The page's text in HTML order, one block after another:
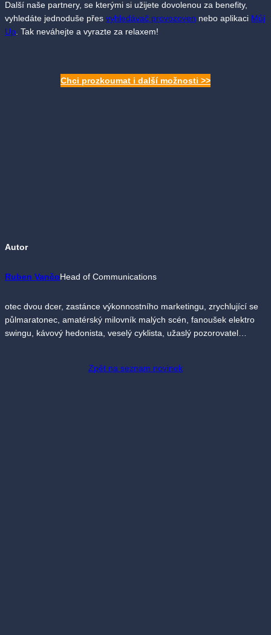
Další naše partnery, se kterými si užijete dovolenou za benefity,
vyhledáte jednoduše přes vyhledávač provozoven nebo aplikaci Můj
Up. Tak neváhejte a vyrazte za relaxem!
Chci prozkoumat i další možnosti >>
Autor
Ruben VančoHead of Communications
otec dvou dcer, zastánce výkonnostního marketingu, zrychlující se
půlmaratonec, amatérský milovník malých scén, fanoušek elektro
swingu, kávový hedonista, veselý cyklista, užaslý pozorovatel…
Zpět na seznam novinek